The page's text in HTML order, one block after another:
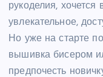
рукоделия,
увлекательное,
Но уже на старте
вышивка бисером
предпочесть